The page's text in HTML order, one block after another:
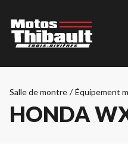
Salle de montre / Équipement
HONDA